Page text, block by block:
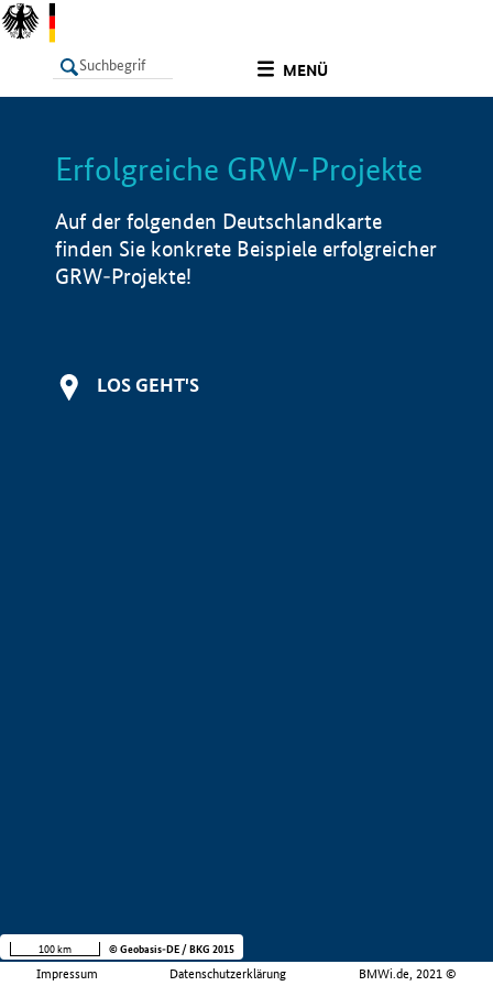
MENÜ
LISTE Info
Erfolgreiche GRW-Projekte
Auf der folgenden Deutschlandkarte
finden Sie konkrete Beispiele erfolgreicher
GRW-Projekte!
LOS GEHT'S
Impressum Datenschutzerklärung BMWi.de, 2021 ©
100 km © Geobasis-DE / BKG 2015